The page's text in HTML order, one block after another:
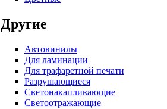
Другие
Автовинилы
Для ламинации
Для трафаретной печати
Разрушающиеся
Светонакапливающие
Светоотражающие